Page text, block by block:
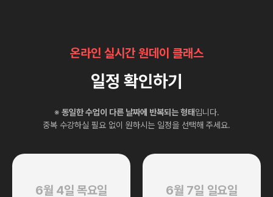
온라인 실시간 원데이 클래스
일정 확인하기
※ 동일한 수업이 다른 날짜에 반복되는 형태입니다.
중복 수강하실 필요 없이 원하시는 일정을 선택해 주세요.
6월 4일 목요일
6월 7일 일요일